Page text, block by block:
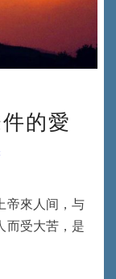
的愛
帝來人间，与
而受大苦，是